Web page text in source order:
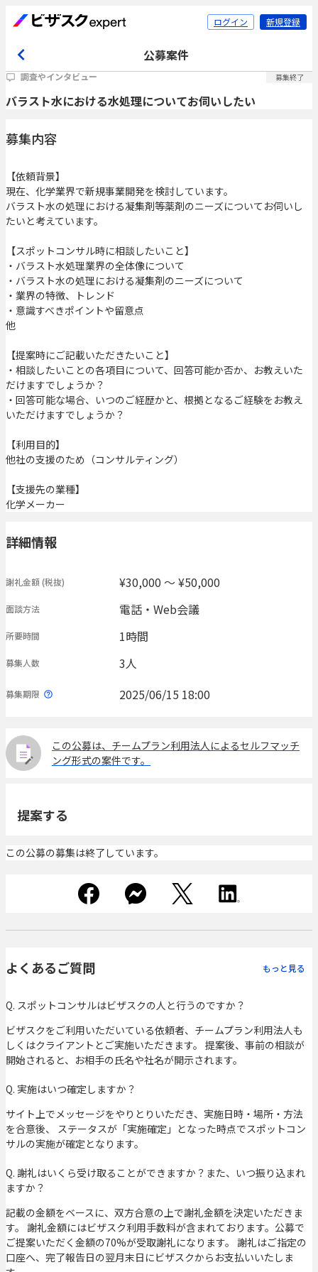
ログイン 新規登録
公募案件
調査やインタビュー 募集終了
バラスト水における水処理についてお伺いしたい
募集内容
【依頼背景】
現在、化学業界で新規事業開発を検討しています。
バラスト水の処理における凝集剤等薬剤のニーズについてお伺いし
たいと考えています。
【スポットコンサル時に相談したいこと】
・バラスト水処理業界の全体像について
・バラスト水の処理における凝集剤のニーズについて
・業界の特徴、トレンド
・意識すべきポイントや留意点
他
【提案時にご記載いただきたいこと】
・相談したいことの各項目について、回答可能か否か、お教えいた
だけますでしょうか？
・回答可能な場合、いつのご経歴かと、根拠となるご経験をお教え
いただけますでしょうか？
【利用目的】
他社の支援のため（コンサルティング）
【支援先の業種】
化学メーカー
詳細情報
謝礼金額(税抜) ¥30,000 〜 ¥50,000
面談方法 電話・Web会議
所要時間 1時間
募集人数 3人
募集期限 2025/06/15 18:00
この公募は、チームプラン利用法人によるセルフマッチ
ング形式の案件です。
提案する
この公募の募集は終了しています。
よくあるご質問 もっと見る
Q. スポットコンサルはビザスクの人と行うのですか？
ビザスクをご利用いただいている依頼者、チームプラン利用法人も
しくはクライアントとご実施いただきます。 提案後、事前の相談が
開始されると、お相手の氏名や社名が開示されます。
Q. 実施はいつ確定しますか？
サイト上でメッセージをやりとりいただき、実施日時・場所・方法
を合意後、 ステータスが「実施確定」となった時点でスポットコン
サルの実施が確定となります。
Q. 謝礼はいくら受け取ることができますか？また、いつ振り込まれ
ますか？
記載の金額をベースに、双方合意の上で謝礼金額を決定いただきま
す。 謝礼金額にはビザスク利用手数料が含まれております。公募で
ご提案いただく金額の70%が受取謝礼になります。 謝礼はご指定の
口座へ、完了報告日の翌月末日にビザスクからお支払いいたしま